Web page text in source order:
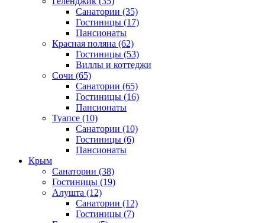
Санатории (35)
Гостиницы (17)
Пансионаты
Красная поляна (62)
Гостиницы (53)
Виллы и коттеджи
Сочи (65)
Санатории (65)
Гостиницы (16)
Пансионаты
Туапсе (10)
Санатории (10)
Гостиницы (6)
Пансионаты
Крым
Санатории (38)
Гостиницы (19)
Алушта (12)
Санатории (12)
Гостиницы (7)